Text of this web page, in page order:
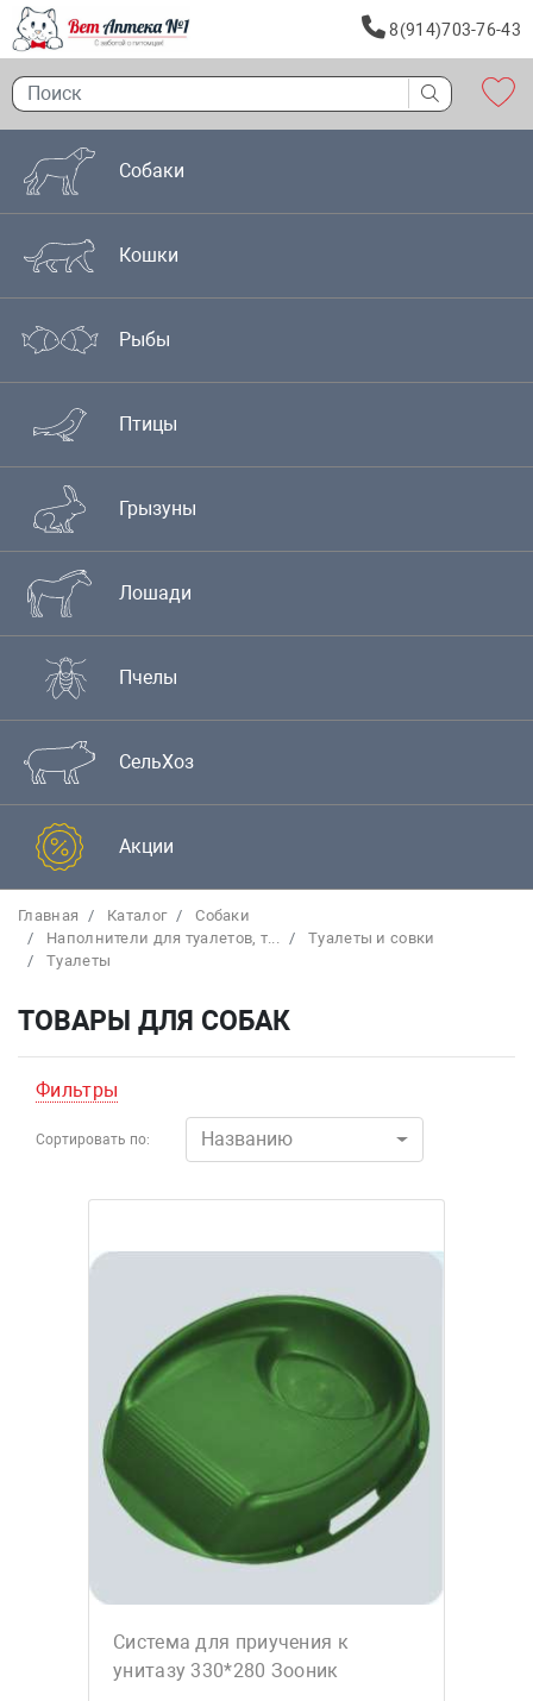
8(914)703-76-43
Собаки
Кошки
Рыбы
Птицы
Грызуны
Лошади
Пчелы
СельХоз
Акции
Главная Каталог
Собаки
Наполнители для туалетов, т...
Туалеты и совки
Туалеты
ТОВАРЫ ДЛЯ СОБАК
Фильтры
Сортировать по: Названию
Система для приучения к
унитазу 330*280 Зооник